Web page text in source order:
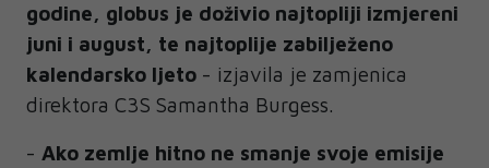
godine, globus je doživio najtopliji izmjereni
juni i august, te najtoplije zabilježeno
kalendarsko ljeto - izjavila je zamjenica
direktora C3S Samantha Burgess.
- Ako zemlje hitno ne smanje svoje emisije